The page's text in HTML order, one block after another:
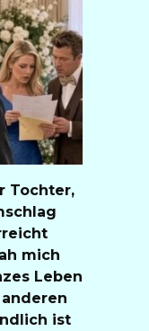
Tochter,
mich
Leben
ist